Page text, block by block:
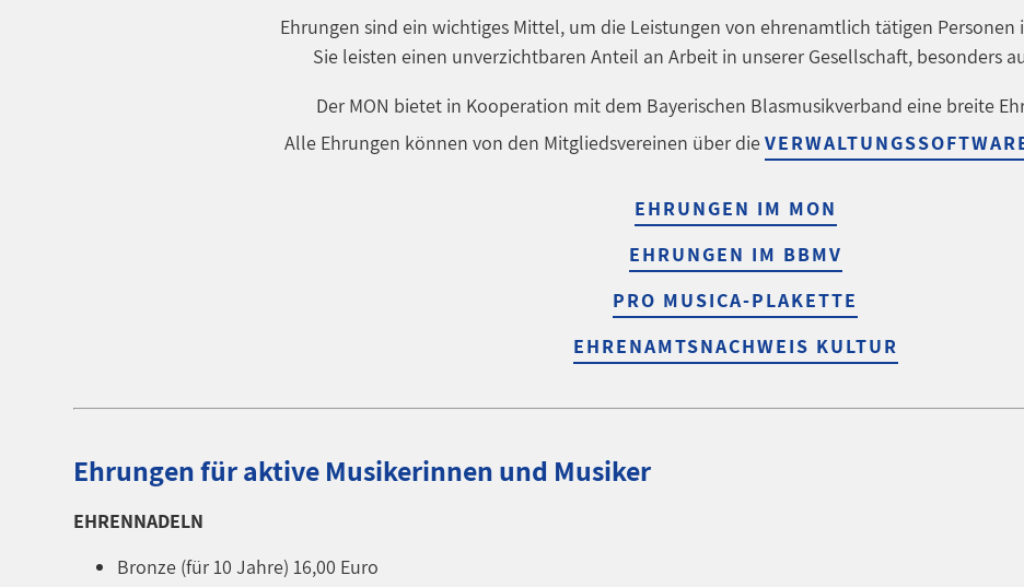
Ehrungen sind ein wichtiges Mittel, um die Leistungen von ehrenamtlich tätigen
Sie leisten einen unverzichtbaren Anteil an Arbeit in unserer Gesellschaft, besonders
Der MON bietet in Kooperation mit dem Bayerischen Blasmusikverband eine breite
Alle Ehrungen können von den Mitgliedsvereinen über die
EHRUNGEN IM MON
EHRUNGEN IM BBMV
PRO MUSICA-PLAKETTE
EHRENAMTSNACHWEIS KULTUR
Ehrungen für aktive Musikerinnen und Musiker
EHRENNADELN
Bronze (für 10 Jahre) 16,00 Euro